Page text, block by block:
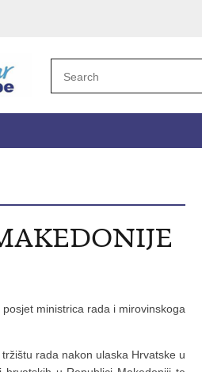
ministrica rada i mirovinskoga
rada nakon ulaska Hrvatske u